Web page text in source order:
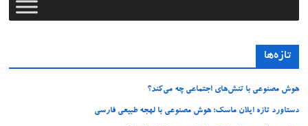
تازه‌ها
هوش مصنوعی با تنش‌های اجتماعی چه می‌کند؟
دستاورد تازه ایلان ماسک؛ هوش مصنوعی با لهجه طبیعی فارسی